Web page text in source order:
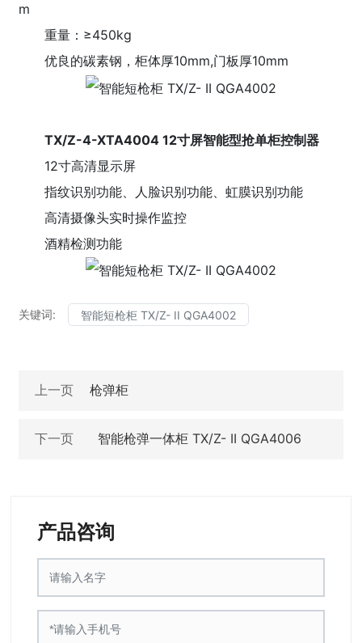
m
重量：≥450kg
优良的碳素钢，柜体厚10mm,门板厚10mm
TX/Z-4-XTA4004 12寸屏智能型抢单柜控制器
12寸高清显示屏
指纹识别功能、人脸识别功能、虹膜识别功能
高清摄像头实时操作监控
酒精检测功能
关键词: 智能短枪柜 TX/Z- II QGA4002
上一页 枪弹柜
下一页 智能枪弹一体柜 TX/Z- II QGA4006
产品咨询